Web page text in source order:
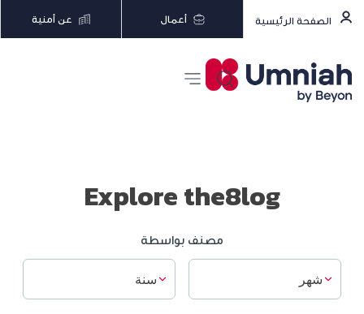
الصفحة الرئيسية أعمال عن أمنية
Explore the8log
مصنف بواسطة